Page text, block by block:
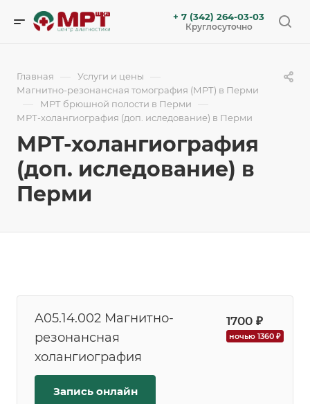
+ 7 (342) 264-03-03
Круглосуточно
Главная — Услуги и цены —
Магнитно-резонансная томография (МРТ) в Перми
— МРТ брюшной полости в Перми —
МРТ-холангиография (доп. иследование) в Перми
МРТ-холангиография
(доп. иследование) в
Перми
A05.14.002 Магнитно-
резонансная
холангиография
1700 ₽
ночью 1360 ₽
Запись онлайн